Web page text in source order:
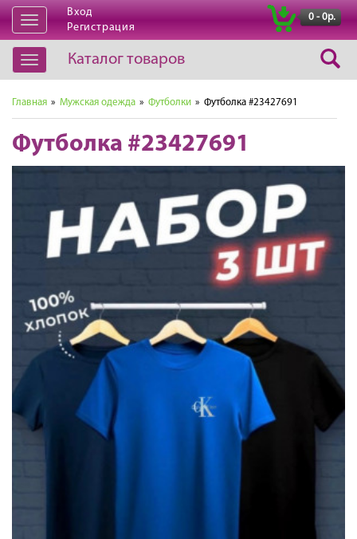
Открыть
навигацию
Вход
Регистрация
0 - 0р.
Открыть
навигацию
Каталог товаров
Главная » Мужская одежда » Футболки » Футболка #23427691
Футболка #23427691